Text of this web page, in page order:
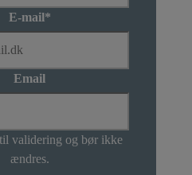
E-mail*
Email
validering og bør ikke
ændres.